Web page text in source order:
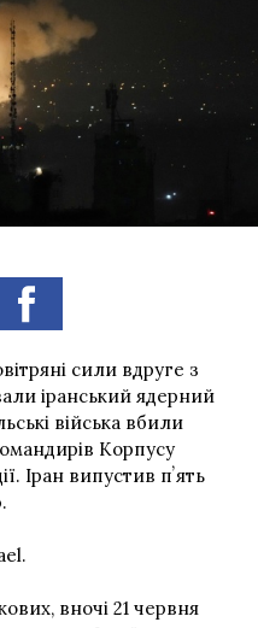
сили вдруге з
іранський ядерний
війська вбили
Корпусу
Іран випустив пʼять
вночі 21 червня